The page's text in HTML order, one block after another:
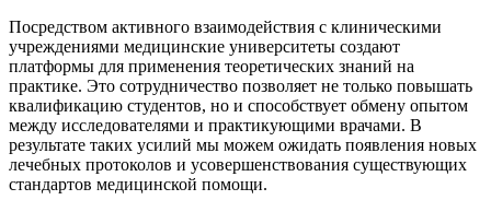
Посредством активного взаимодействия с клиническими
учреждениями медицинские университеты создают
платформы для применения теоретических знаний на
практике. Это сотрудничество позволяет не только повышать
квалификацию студентов, но и способствует обмену опытом
между исследователями и практикующими врачами. В
результате таких усилий мы можем ожидать появления новых
лечебных протоколов и усовершенствования существующих
стандартов медицинской помощи.